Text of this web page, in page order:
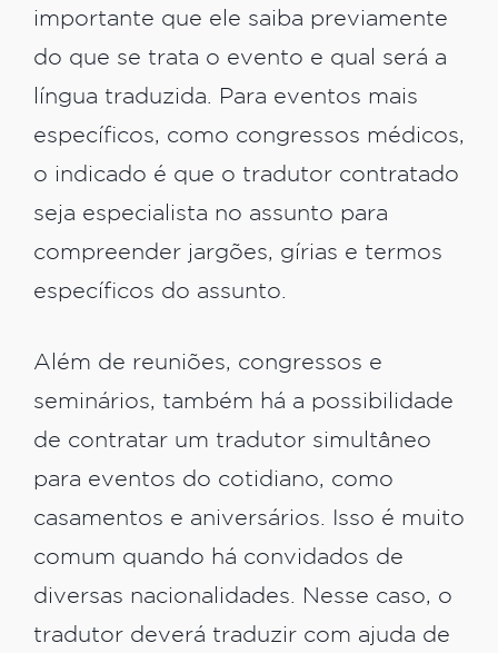
importante que ele saiba previamente
do que se trata o evento e qual será a
língua traduzida. Para eventos mais
específicos, como congressos médicos,
o indicado é que o tradutor contratado
seja especialista no assunto para
compreender jargões, gírias e termos
específicos do assunto.
Além de reuniões, congressos e
seminários, também há a possibilidade
de contratar um tradutor simultâneo
para eventos do cotidiano, como
casamentos e aniversários. Isso é muito
comum quando há convidados de
diversas nacionalidades. Nesse caso, o
tradutor deverá traduzir com ajuda de